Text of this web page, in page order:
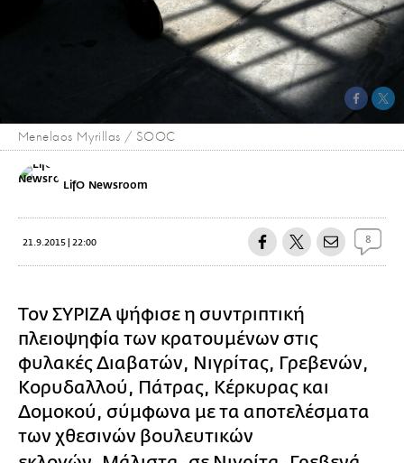
Menelaos Myrillas / SOOC
LifO Newsroom
21.9.2015 | 22:00 8
Τον ΣΥΡΙΖΑ ψήφισε η συντριπτική
πλειοψηφία των κρατουμένων στις
φυλακές Διαβατών, Νιγρίτας, Γρεβενών,
Κορυδαλλού, Πάτρας, Κέρκυρας και
Δομοκού, σύμφωνα με τα αποτελέσματα
των χθεσινών βουλευτικών